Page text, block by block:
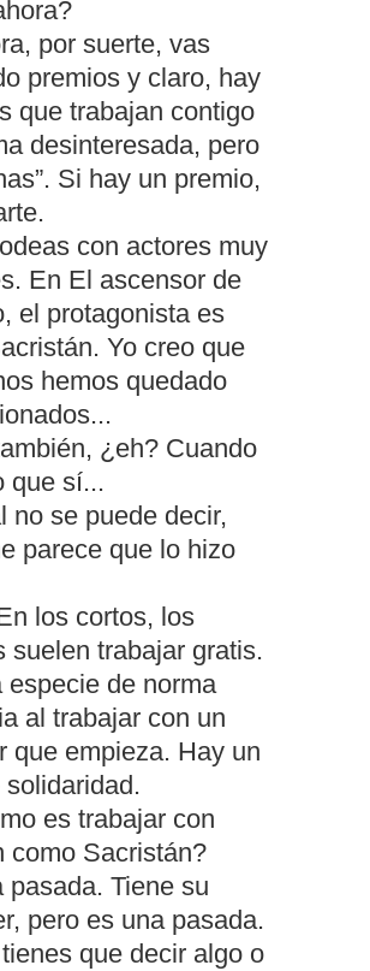
por suerte, vas
premios y claro, hay
que trabajan contigo
desinteresada, pero
Si hay un premio,
con actores muy
En El ascensor de
el protagonista es
Yo creo que
hemos quedado
¿eh? Cuando
que sí...
no se puede decir,
parece que lo hizo
los cortos, los
suelen trabajar gratis.
especie de norma
al trabajar con un
que empieza. Hay un
solidaridad.
es trabajar con
como Sacristán?
pasada. Tiene su
pero es una pasada.
que decir algo o